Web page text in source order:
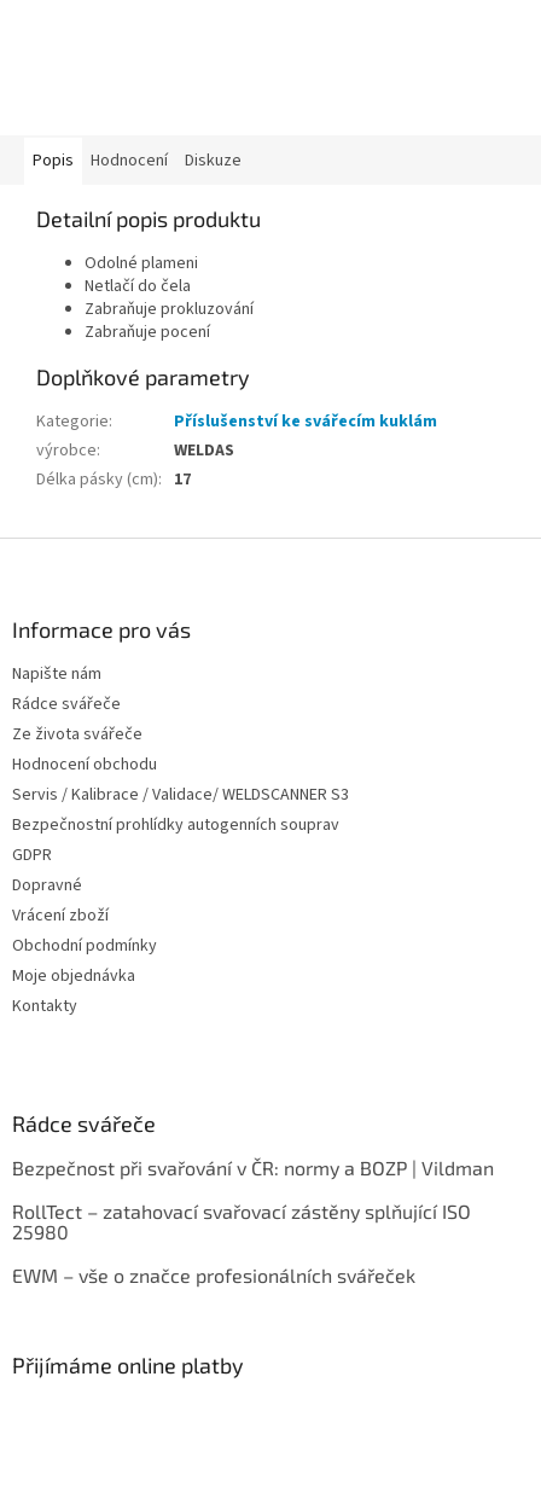
Popis Hodnocení Diskuze
Detailní popis produktu
Odolné plameni
Netlačí do čela
Zabraňuje prokluzování
Zabraňuje pocení
Doplňkové parametry
Kategorie:
Příslušenství ke svářecím kuklám
výrobce:
WELDAS
Délka pásky (cm): 17
Informace pro vás
Napište nám
Rádce svářeče
Ze života svářeče
Hodnocení obchodu
Servis / Kalibrace / Validace/ WELDSCANNER S3
Bezpečnostní prohlídky autogenních souprav
GDPR
Dopravné
Vrácení zboží
Obchodní podmínky
Moje objednávka
Kontakty
Rádce svářeče
Bezpečnost při svařování v ČR: normy a BOZP | Vildman
RollTect – zatahovací svařovací zástěny splňující ISO
25980
EWM – vše o značce profesionálních svářeček
Přijímáme online platby